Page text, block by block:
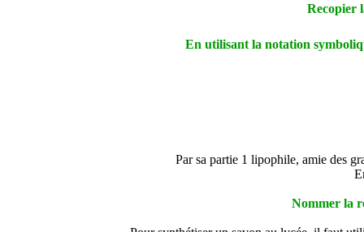
Recopier
En utilisant la notation
Par sa partie 1 lipophile, amie des
Nommer la